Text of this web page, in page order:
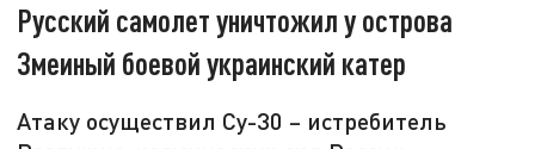
Русский самолет уничтожил у острова
Змеиный боевой украинский катер
Атаку осуществил Су-30 – истребитель